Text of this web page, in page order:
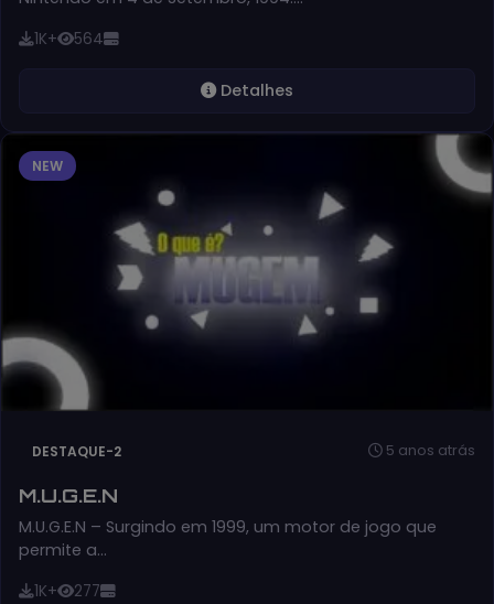
1K+ 564
Detalhes
NEW
DESTAQUE-2 5 anos atrás
M.U.G.E.N
M.U.G.E.N – Surgindo em 1999, um motor de jogo que
permite a…
1K+ 277